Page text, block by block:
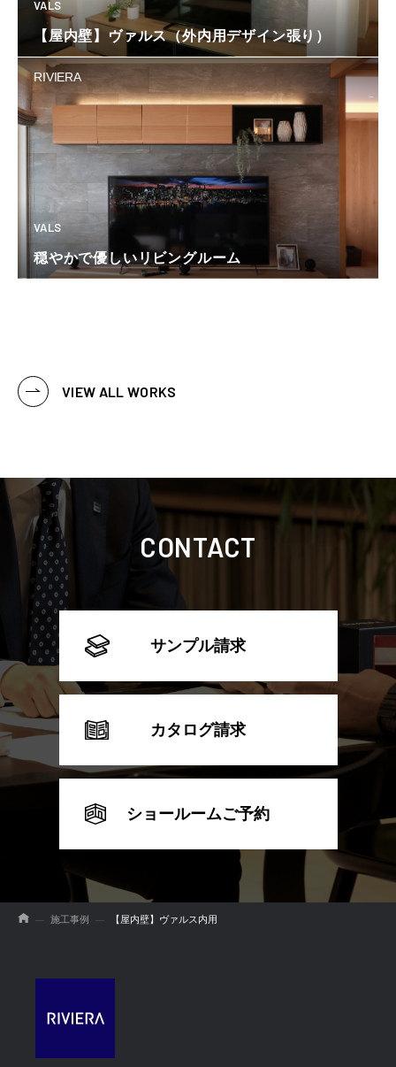
VALS
【屋内壁】ヴァルス（外内用デザイン張り）
RIVIERA
VALS
穏やかで優しいリビングルーム
VIEW ALL WORKS
CONTACT
サンプル請求
カタログ請求
ショールームご予約
施工事例 【屋内壁】ヴァルス内用